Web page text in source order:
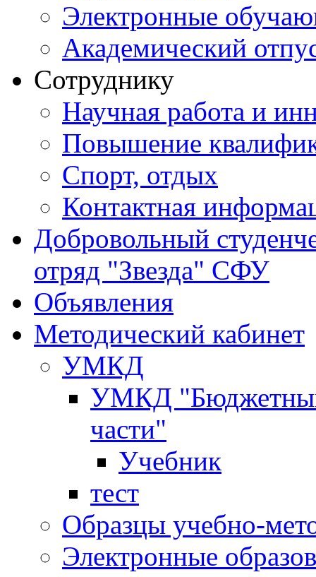
Электронные
Академический
Сотруднику
Научная работа и
Повышение
Спорт, отдых
Контактная
Добровольный
отряд "Звезда" СФУ
Объявления
Методический кабинет
УМКД
УМКД "Бюджетный
части"
Учебник
тест
Образцы учебно-
Электронные